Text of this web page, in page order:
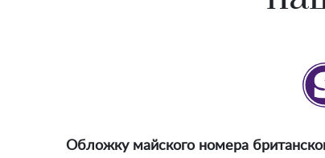
Обложку майского номера